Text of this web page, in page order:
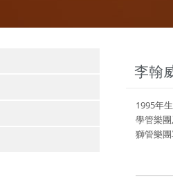
李翰
1995年
學管樂
獅管樂